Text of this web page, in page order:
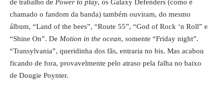
de trabalho de Power to play, os Galaxy Defenders (como é
chamado o fandom da banda) também ouviram, do mesmo
álbum, “Land of the bees”, “Route 55”, “God of Rock ‘n Roll” e
“Shine On”. De Motion in the ocean, somente “Friday night”.
“Transylvania”, queridinha dos fãs, entraria no bis. Mas acabou
ficando de fora, provavelmente pelo atraso pela falha no baixo
de Dougie Poynter.